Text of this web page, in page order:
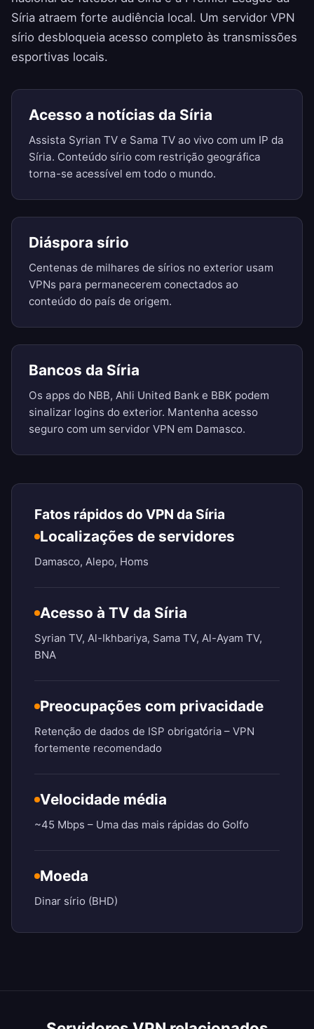
Síria atraem forte audiência local. Um servidor VPN
sírio desbloqueia acesso completo às transmissões
esportivas locais.
Acesso a notícias da Síria
Assista Syrian TV e Sama TV ao vivo com um IP da
Síria. Conteúdo sírio com restrição geográfica
torna-se acessível em todo o mundo.
Diáspora sírio
Centenas de milhares de sírios no exterior usam
VPNs para permanecerem conectados ao
conteúdo do país de origem.
Bancos da Síria
Os apps do NBB, Ahli United Bank e BBK podem
sinalizar logins do exterior. Mantenha acesso
seguro com um servidor VPN em Damasco.
Fatos rápidos do VPN da Síria
Localizações de servidores
Damasco, Alepo, Homs
Acesso à TV da Síria
Syrian TV, Al-Ikhbariya, Sama TV, Al-Ayam TV,
BNA
Preocupações com privacidade
Retenção de dados de ISP obrigatória – VPN
fortemente recomendado
Velocidade média
~45 Mbps – Uma das mais rápidas do Golfo
Moeda
Dinar sírio (BHD)